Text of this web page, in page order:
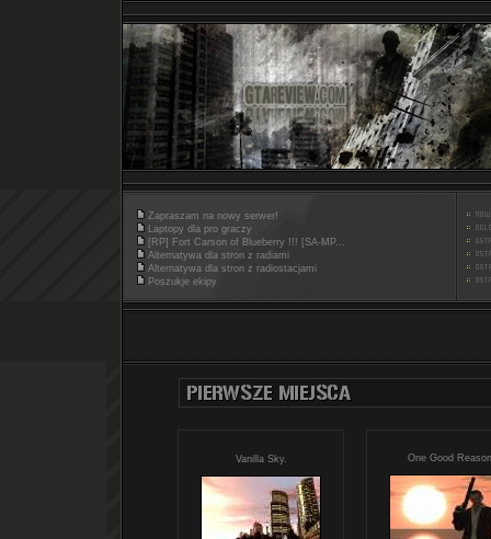
Zapraszam na nowy serwer!
Laptopy dla pro graczy
[RP] Fort Carson of Blueberry !!! [SA-MP...
Alternatywa dla stron z radiami
Alternatywa dla stron z radiostacjami
Poszukje ekipy
Vanilla Sky. One Good Reason